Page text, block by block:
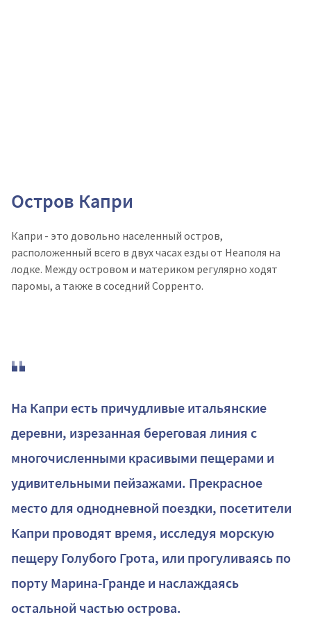
Остров Капри
Капри - это довольно населенный остров,
расположенный всего в двух часах езды от Неаполя на
лодке. Между островом и материком регулярно ходят
паромы, а также в соседний Сорренто.
На Капри есть причудливые итальянские
деревни, изрезанная береговая линия с
многочисленными красивыми пещерами и
удивительными пейзажами. Прекрасное
место для однодневной поездки, посетители
Капри проводят время, исследуя морскую
пещеру Голубого Грота, или прогуливаясь по
порту Марина-Гранде и наслаждаясь
остальной частью острова.